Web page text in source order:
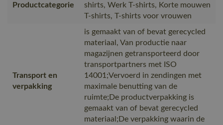
Productcategorie
shirts, Werk T-shirts, Korte mouwen
T-shirts, T-shirts voor vrouwen
Transport en
verpakking
is gemaakt van of bevat gerecycled
materiaal, Van productie naar
magazijnen getransporteerd door
transportpartners met ISO
14001;Vervoerd in zendingen met
maximale benutting van de
ruimte;De productverpakking is
gemaakt van of bevat gerecycled
materiaal;De verpakking waarin de